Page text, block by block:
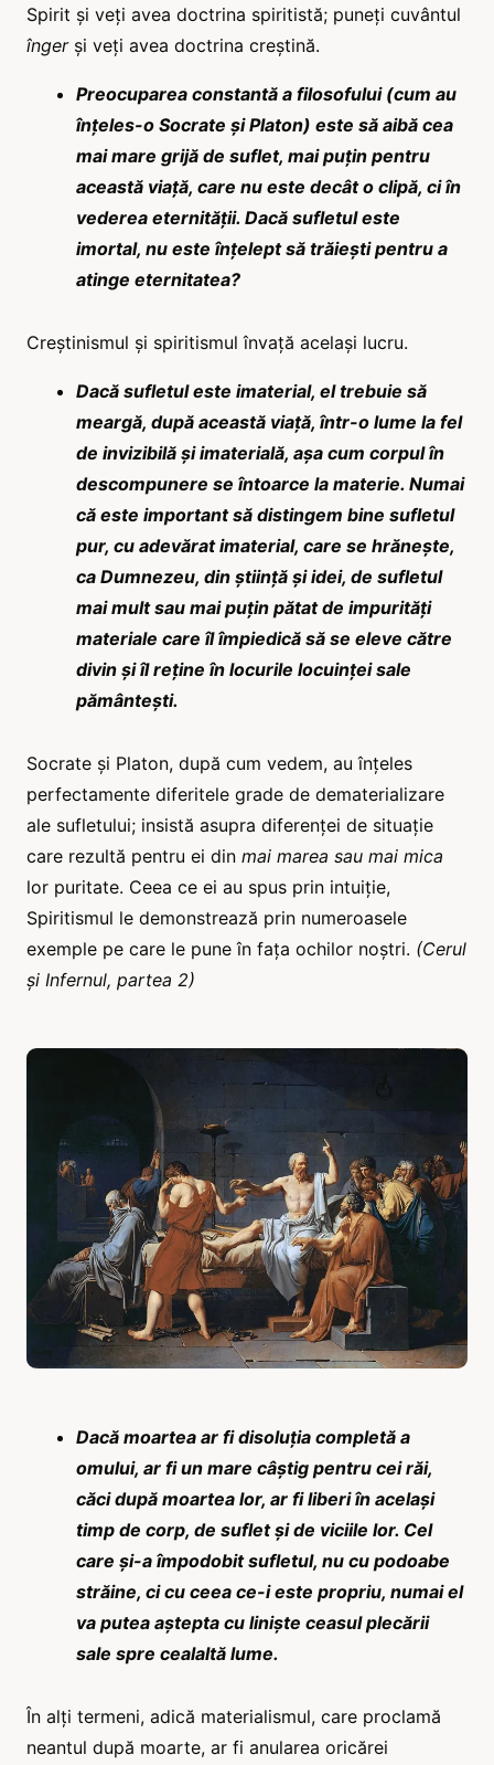
Spirit și veți avea doctrina spiritistă; puneți cuvântul
îngerși veți avea doctrina creștină.
Preocuparea constantă a filosofului (cum au
înțeles-o Socrate și Platon) este să aibă cea
mai mare grijă de suflet, mai puțin pentru
această viață, care nu este decât o clipă, ci în
vederea eternității. Dacă sufletul este
imortal, nu este înțelept să trăiești pentru a
atinge eternitatea?
Creștinismul și spiritismul învață același lucru.
Dacă sufletul este imaterial, el trebuie să
meargă, după această viață, într-o lume la fel
de invizibilă și imaterială, așa cum corpul în
descompunere se întoarce la materie. Numai
că este important să distingem bine sufletul
pur, cu adevărat imaterial, care se hrănește,
ca Dumnezeu, din știință și idei, de sufletul
mai mult sau mai puțin pătat de impurități
materiale care îl împiedică să se eleve către
divin și îl reține în locurile locuinței sale
pământești.
Socrate și Platon, după cum vedem, au înțeles
perfectamente diferitele grade de dematerializare
ale sufletului; insistă asupra diferenței de situație
care rezultă pentru ei din mai marea sau mai mica
lor puritate. Ceea ce ei au spus prin intuiție,
Spiritismul le demonstrează prin numeroasele
exemple pe care le pune în fața ochilor noștri. (Cerul
și Infernul, partea 2)
Dacă moartea ar fi disoluția completă a
omului, ar fi un mare câștig pentru cei răi,
căci după moartea lor, ar fi liberi în același
timp de corp, de suflet și de viciile lor. Cel
care și-a împodobit sufletul, nu cu podoabe
străine, ci cu ceea ce-i este propriu, numai el
va putea aștepta cu liniște ceasul plecării
sale spre cealaltă lume.
În alți termeni, adică materialismul, care proclamă
neantul după moarte, ar fi anularea oricărei